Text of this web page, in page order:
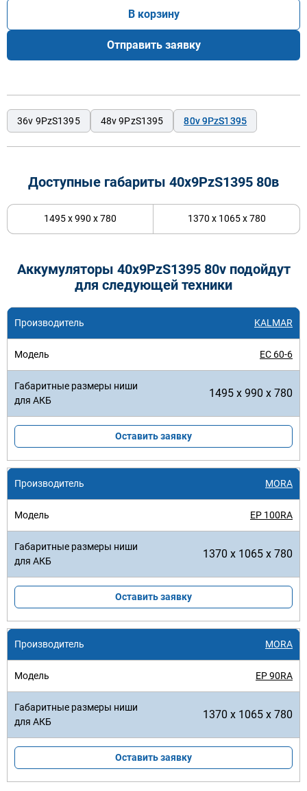
В корзину
Отправить заявку
36v 9PzS1395 48v 9PzS1395 80v 9PzS1395
Доступные габариты 40х9PzS1395 80в
1495 x 990 x 780 1370 x 1065 x 780
Аккумуляторы 40x9PzS1395 80v подойдут
для следующей техники
KALMAR
EC 60-6
1495 x 990 x 780
Оставить заявку
MORA
EP 100RA
1370 x 1065 x 780
Оставить заявку
MORA
EP 90RA
1370 x 1065 x 780
Оставить заявку